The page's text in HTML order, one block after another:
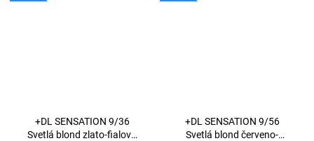
+DL SENSATION 9/36
Svetlá blond zlato-fialová
+DL SENSATION 9/56
Svetlá blond červeno-